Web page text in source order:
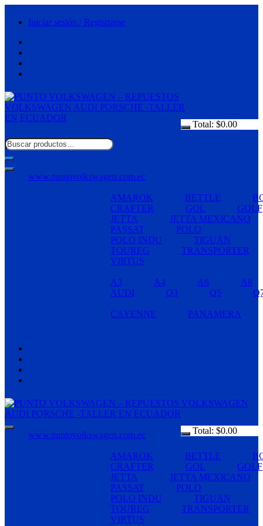
Iniciar sesión / Registrarse
Total: $0.00
www.puntovolkswagen.com.ec
AMAROK BETTLE
CRAFTER
GOL
GOLF
JETTA
JETTA MEXICANO
PASSAT
POLO
POLO INDU
TIGUAN
TOUREG
TRANSPORTER
VIRTUS
A3 A4 A6
A8
AUDI
Q3 Q5
CAYENNE PANAMERA
Total: $0.00
www.puntovolkswagen.com.ec
AMAROK BETTLE
CRAFTER
GOL
GOLF
JETTA
JETTA MEXICANO
PASSAT
POLO
POLO INDU
TIGUAN
TOUREG
TRANSPORTER
VIRTUS